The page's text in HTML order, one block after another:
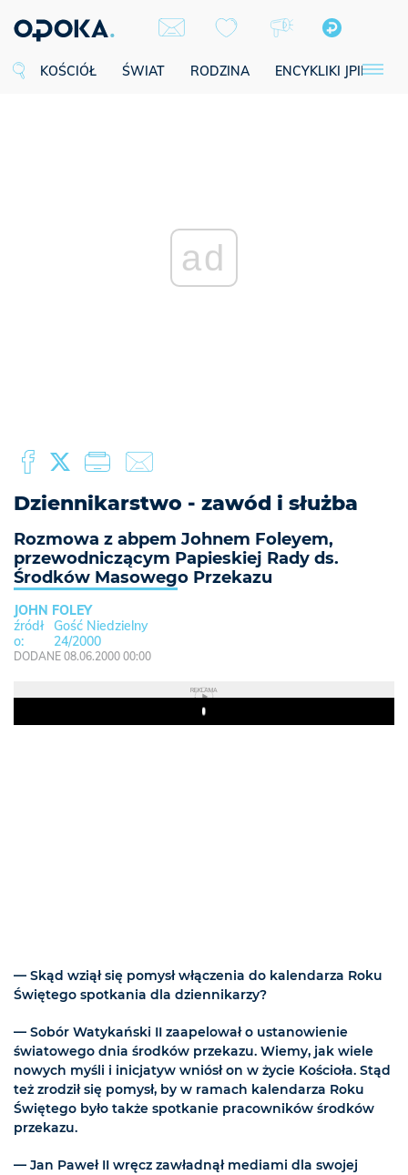
KOŚCIÓŁ ŚWIAT RODZINA ENCYKLIKI JPII
ad
Dziennikarstwo - zawód i służba
Rozmowa z abpem Johnem Foleyem,
przewodniczącym Papieskiej Rady ds.
Środków Masowego Przekazu
JOHN FOLEY
Gość Niedzielny
24/2000
DODANE 08.06.2000 00:00
REKLAMA
Play
— Skąd wziął się pomysł włączenia do kalendarza Roku
Świętego spotkania dla dziennikarzy?
— Sobór Watykański II zaapelował o ustanowienie
światowego dnia środków przekazu. Wiemy, jak wiele
nowych myśli i inicjatyw wniósł on w życie Kościoła. Stąd
też zrodził się pomysł, by w ramach kalendarza Roku
Świętego było także spotkanie pracowników środków
przekazu.
— Jan Paweł II wręcz zawładnął mediami dla swojej